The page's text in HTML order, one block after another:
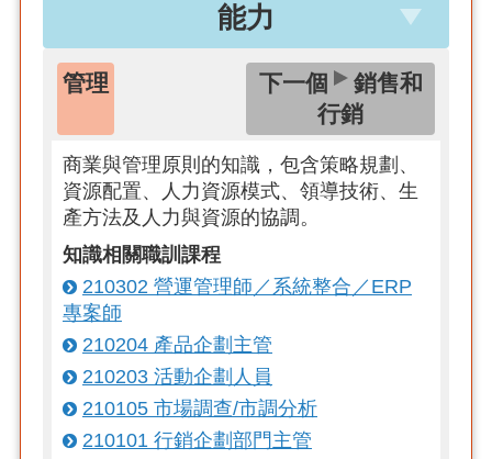
本國語言
能力
管理 下一個
銷售和
行銷
商業與管理原則的知識，包含策略規劃、
資源配置、人力資源模式、領導技術、生
產方法及人力與資源的協調。
知識相關職訓課程
210302 營運管理師／系統整合／ERP
專案師
210204 產品企劃主管
210203 活動企劃人員
210105 市場調查/市調分析
210101 行銷企劃部門主管